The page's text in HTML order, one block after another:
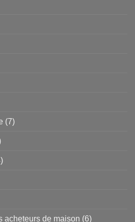
(7)
acheteurs de maison (6)